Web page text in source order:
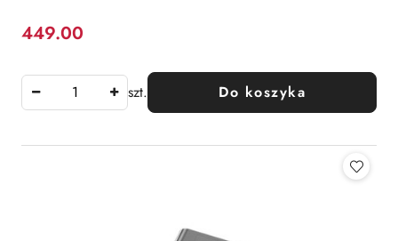
Cena:
449.00
szt. Do koszyka